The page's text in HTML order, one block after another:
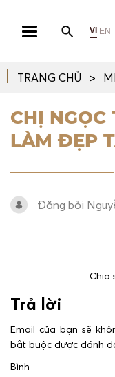
VI | EN
TRANG CHỦ
CHỊ NGỌC
LÀM ĐẸP
Đăng bởi
Chia
Trả lời
Email của bạn sẽ
bắt buộc được đánh